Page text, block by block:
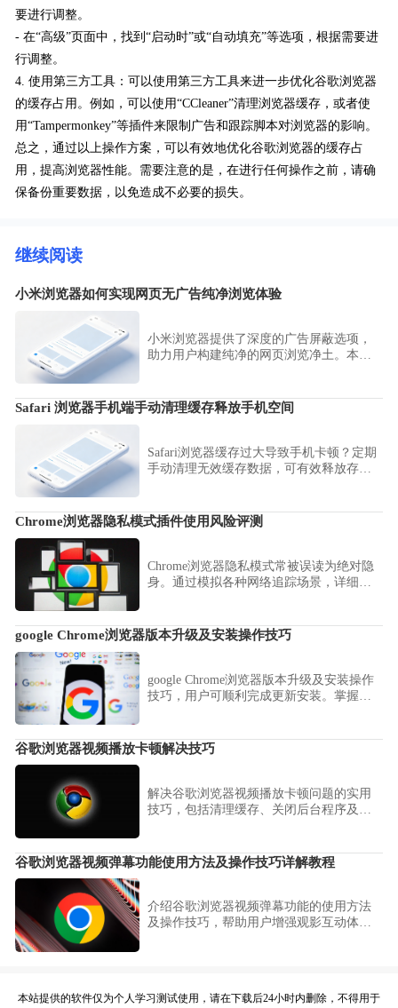
要进行调整。
- 在“高级”页面中，找到“启动时”或“自动填充”等选项，根据需要进
行调整。
4. 使用第三方工具：可以使用第三方工具来进一步优化谷歌浏览器
的缓存占用。例如，可以使用“CCleaner”清理浏览器缓存，或者使
用“Tampermonkey”等插件来限制广告和跟踪脚本对浏览器的影响。
总之，通过以上操作方案，可以有效地优化谷歌浏览器的缓存占
用，提高浏览器性能。需要注意的是，在进行任何操作之前，请确
保备份重要数据，以免造成不必要的损失。
继续阅读
小米浏览器如何实现网页无广告纯净浏览体验
小米浏览器提供了深度的广告屏蔽选项，
助力用户构建纯净的网页浏览净土。本文
骚扰，享受宁静的阅读体验。
Safari 浏览器手机端手动清理缓存释放手机空间
Safari浏览器缓存过大导致手机卡顿？定期
手动清理无效缓存数据，可有效释放存储
Chrome浏览器隐私模式插件使用风险评测
Chrome浏览器隐私模式常被误读为绝对隐
身。通过模拟各种网络追踪场景，详细评
辑，在保障日常隐私安全的同时，避免产
google Chrome浏览器版本升级及安装操作技巧
google Chrome浏览器版本升级及安装操作
技巧，用户可顺利完成更新安装。掌握经
谷歌浏览器视频播放卡顿解决技巧
解决谷歌浏览器视频播放卡顿问题的实用
技巧，包括清理缓存、关闭后台程序及更
谷歌浏览器视频弹幕功能使用方法及操作技巧详解教程
介绍谷歌浏览器视频弹幕功能的使用方法
及操作技巧，帮助用户增强观影互动体
本站提供的软件仅为个人学习测试使用，请在下载后24小时内删除，不得用于